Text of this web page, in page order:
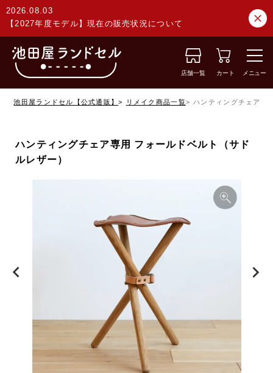
2026.08.03
【2027年度モデル】現在の販売状況について
店舗一覧 カート メニュー
池田屋ランドセル【公式通販】 リメイク商品一覧 ハンティングチェア専
ハンティングチェア専用 フォールドベルト（サド
ルレザー）